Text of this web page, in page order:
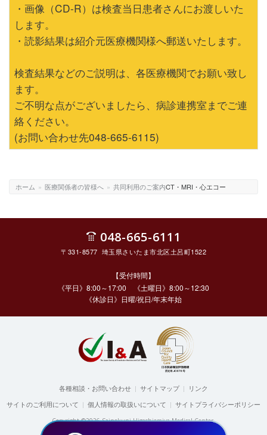
・画像（CD-R）は検査当日患者さんにお渡しいた
します。
・読影結果は紹介元医療機関様へ郵送いたします。
検査結果などのご説明は、各医療機関でお願い致し
ます。
ご不明な点がございましたら、病診連携室までご連
絡ください。
(お問い合わせ先048-665-6115)
ホーム » 医療関係者の皆様へ » 共同利用のご案内CT・MRI・心エコー
048-665-6111
〒331-8577 埼玉県さいたま市北区土呂町1522
【受付時間】
《平日》8:00～17:00 《土曜日》8:00～12:30
《休診日》日曜/祝日/年末年始
各種相談・お問い合わせ | サイトマップ| リンク
サイトのご利用について | 個人情報の取扱いについて | サイトプライバシーポリシー
Copyright ©2026 Sainokuni Higashiomiya Medical Center.